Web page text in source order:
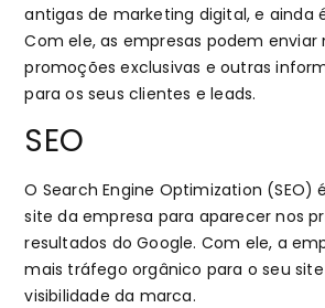
antigas de marketing digital, e ainda
Com ele, as empresas podem enviar
promoções exclusivas e outras
para os seus clientes e leads.
SEO
O Search Engine Optimization (SEO)
site da empresa para aparecer nos
resultados do Google. Com ele, a
mais tráfego orgânico para o seu
visibilidade da marca.